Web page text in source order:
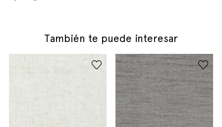
También te puede interesar